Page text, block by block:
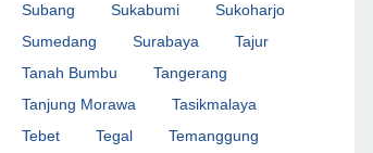
Subang
Sukabumi
Sukoharjo
Sumedang
Surabaya
Tajur
Tanah Bumbu
Tangerang
Tanjung Morawa
Tasikmalaya
Tebet
Tegal
Temanggung